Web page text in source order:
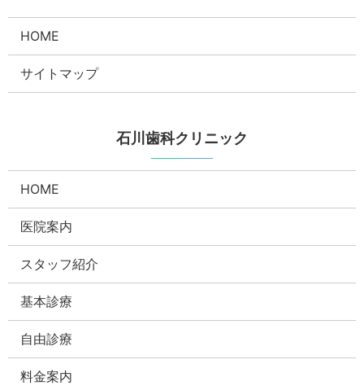
HOME
サイトマップ
石川歯科クリニック
HOME
医院案内
スタッフ紹介
基本診療
自由診療
料金案内